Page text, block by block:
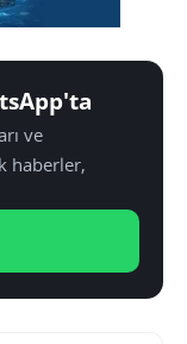
ve
haberler,